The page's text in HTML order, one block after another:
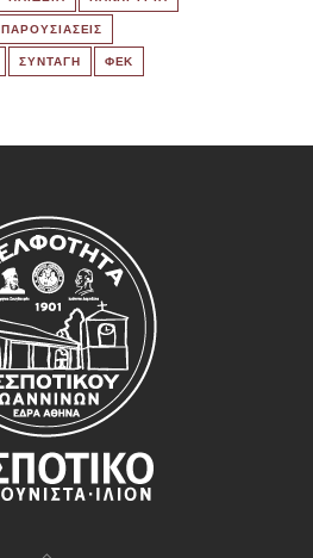
ΠΑΡΟΥΣΙΑΣΕΙΣ
ΣΥΝΤΑΓΗ ΦΕΚ